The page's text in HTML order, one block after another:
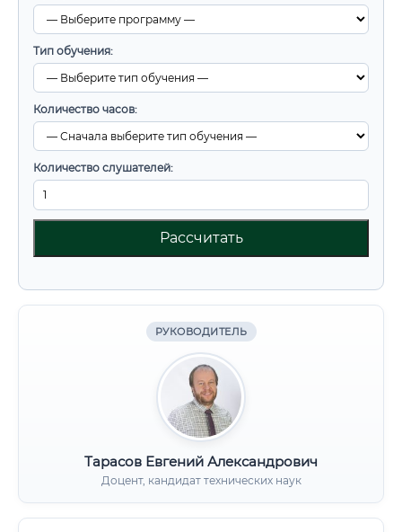
Тип обучения:
Количество часов:
Количество слушателей:
Рассчитать
РУКОВОДИТЕЛЬ
Тарасов Евгений Александрович
Доцент, кандидат технических наук